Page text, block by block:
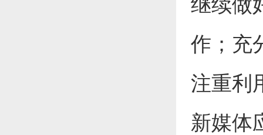
继续做
作；充
注重利
新媒体